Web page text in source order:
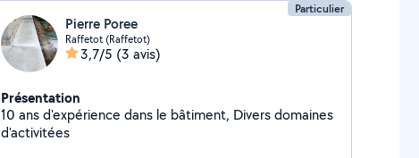
Particulier
Pierre Poree
Raffetot (Raffetot)
3,7/5 (3 avis)
Présentation
10 ans d'expérience dans le bâtiment, Divers domaines
d'activitées